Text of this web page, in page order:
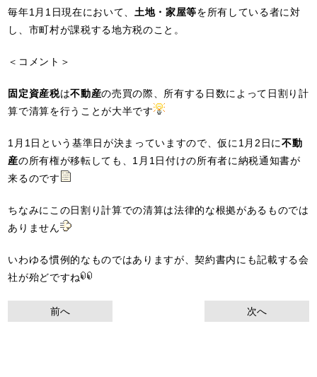
毎年1月1日現在において、 土地・家屋等を所有している者に対
し、市町村が課税する地方税のこと。
＜コメント＞
固定資産税は不動産の売買の際、所有する日数によって日割り計
算で清算を行うことが大半です
1月1日という基準日が決まっていますので、仮に1月2日に不動
産の所有権が移転しても、1月1日付けの所有者に納税通知書が
来るのです
ちなみにこの日割り計算での清算は法律的な根拠があるものでは
ありません
いわゆる慣例的なものではありますが、契約書内にも記載する会
社が殆どですね
前へ 次へ